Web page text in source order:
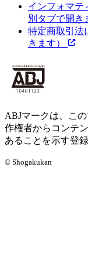
インフォマテ
別タブで開き
特定商取引法
きます）
ABJマークは、こ
作権者からコンテ
あることを示す登
© Shogakukan